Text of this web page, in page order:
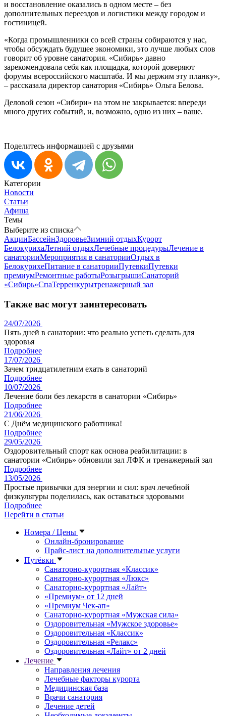
и восстановление оказались в одном месте – без
дополнительных переездов и логистики между городом и
гостиницей.
«Когда промышленники со всей страны собираются у нас,
чтобы обсуждать будущее экономики, это лучше любых слов
говорит об уровне санатория. «Сибирь» давно
зарекомендовала себя как площадка, которой доверяют
форумы всероссийского масштаба. И мы держим эту планку»,
– рассказала директор санатория «Сибирь» Ольга Белова.
Деловой сезон «Сибири» на этом не закрывается: впереди
много других событий, и, возможно, одно из них – ваше.
Поделитесь информацией с друзьями
Категории
Новости
Статьи
Афиша
Темы
Выберите из списка
АкцииБассейнЗдоровьеЗимний отдыхКурорт
БелокурихаЛетний отдыхЛечебные процедурыЛечение в
санаторииМероприятия в санаторииОтдых в
БелокурихеПитание в санаторииПутевкиПутевки
премиумРемонтные работыРозыгрышиСанаторий
«Сибирь»СпаТерренкурытренажерный зал
Также вас могут заинтересовать
24/07/2026
Пять дней в санатории: что реально успеть сделать для
здоровья
Подробнее
17/07/2026
Зачем тридцатилетним ехать в санаторий
Подробнее
10/07/2026
Лечение боли без лекарств в санатории «Сибирь»
Подробнее
21/06/2026
С Днём медицинского работника!
Подробнее
29/05/2026
Оздоровительный спорт как основа реабилитации: в
санатории «Сибирь» обновили зал ЛФК и тренажерный зал
Подробнее
13/05/2026
Простые привычки для энергии и сил: врач лечебной
физкультуры поделилась, как оставаться здоровыми
Подробнее
Перейти в статьи
Номера / Цены
Онлайн-бронирование
Прайс-лист на дополнительные услуги
Путёвки
Санаторно-курортная «Классик»
Санаторно-курортная «Люкс»
Санаторно-курортная «Лайт»
«Премиум» от 12 дней
«Премиум Чек-ап»
Санаторно-курортная «Мужская сила»
Оздоровительная «Мужское здоровье»
Оздоровительная «Классик»
Оздоровительная «Релакс»
Оздоровительная «Лайт» от 2 дней
Лечение
Направления лечения
Лечебные факторы курорта
Медицинская база
Врачи санатория
Лечение детей